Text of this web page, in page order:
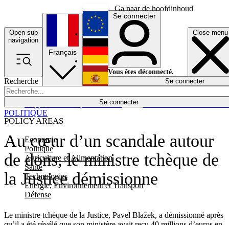
Ga naar de hoofdinhoud
Open sub
navigation
Close menu
Recherche
Se connecter
POLICY AREAS
Economie
Politique
Agriculture et Alimentation
Santé
Technologies
Energie, Environnement et Transport
Défense
Économie
Français
English
Deutsch
Español
Se connecter
Vous êtes déconnecté.
Se connecter
Au cœur d’un scandale autour
de dons, le ministre tchèque de
la Justice démissionne
Le ministre tchèque de la Justice, Pavel Blažek, a démissionné après
POLITIQUE